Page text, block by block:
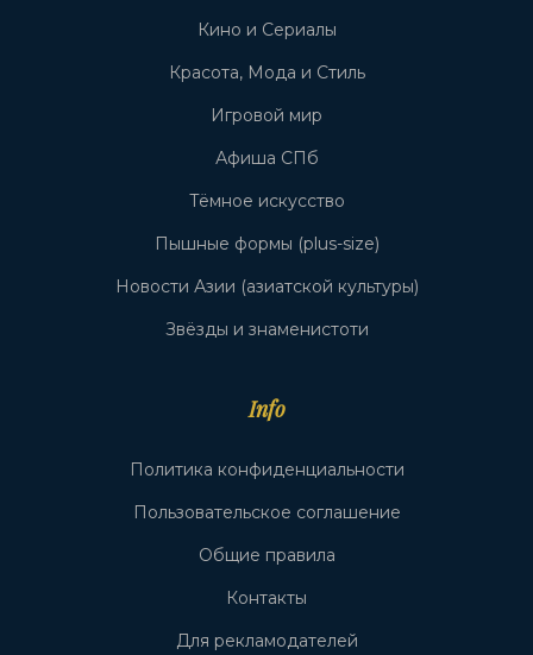
Кино и Сериалы
Красота, Мода и Стиль
Игровой мир
Афиша СПб
Тёмное искусство
Пышные формы (plus-size)
Новости Азии (азиатской культуры)
Звёзды и знаменистоти
Info
Политика конфиденциальности
Пользовательское соглашение
Общие правила
Контакты
Для рекламодателей